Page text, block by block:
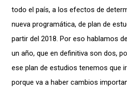
todo el país, a los efectos de
nueva programática, de plan de
partir del 2018. Por eso hablamos
un año, que en definitiva son dos,
ese plan de estudios tenemos que
porque va a haber cambios